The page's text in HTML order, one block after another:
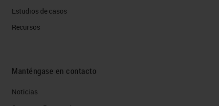
I'd like to hand you over now to
Julia Jones, who's going to do a
detection of RNA and protein.
I'd like to thank Leica for the
Estudios de casos
Recursos
Manténgase en contacto
Noticias